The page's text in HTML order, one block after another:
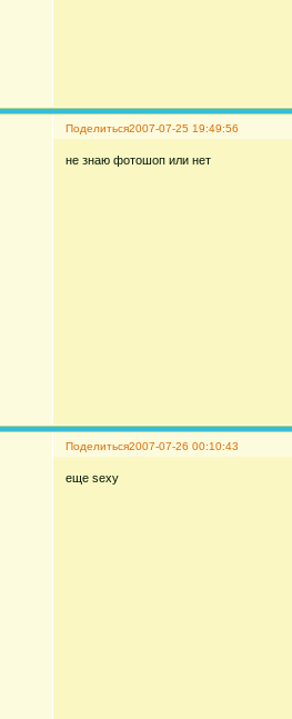
Поделиться2007-07-25 19:49:56
не знаю фотошоп или нет
Поделиться2007-07-26 00:10:43
еще sexy